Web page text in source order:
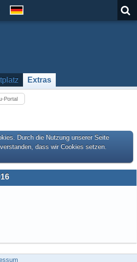
Extras
Portal
Durch die Nutzung unserer Seite
dass wir Cookies setzen.